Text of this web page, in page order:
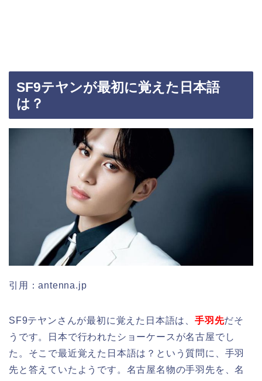
SF9テヤンが最初に覚えた日本語
は？
引用：antenna.jp
SF9テヤンさんが最初に覚えた日本語は、手羽先だそ
うです。日本で行われたショーケースが名古屋でし
た。そこで最近覚えた日本語は？という質問に、手羽
先と答えていたようです。名古屋名物の手羽先を、名